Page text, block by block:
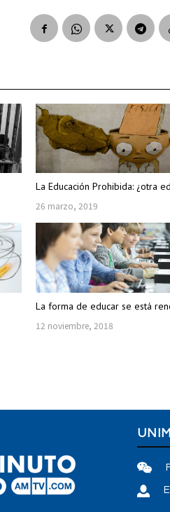
La Educación Prohibida: ¿otra
26 marzo, 2019
La forma de educar se está
12 noviembre, 2018